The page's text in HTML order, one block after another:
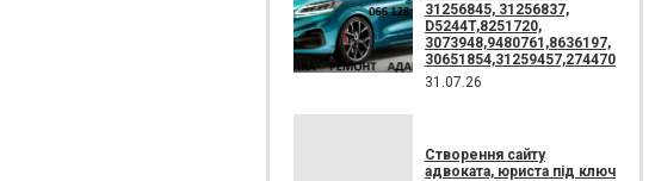
31256845, 31256837,
D5244T,8251720,
3073948,9480761,8636197,
30651854,31259457,274470
31.07.26
Створення сайту
адвоката, юриста під ключ